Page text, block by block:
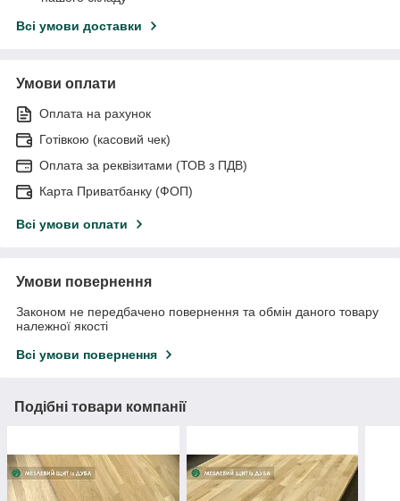
Всі умови доставки
Умови оплати
Оплата на рахунок
Готівкою (касовий чек)
Оплата за реквізитами (ТОВ з ПДВ)
Карта Приватбанку (ФОП)
Всі умови оплати
Умови повернення
Законом не передбачено повернення та обмін даного товару
належної якості
Всі умови повернення
Подібні товари компанії